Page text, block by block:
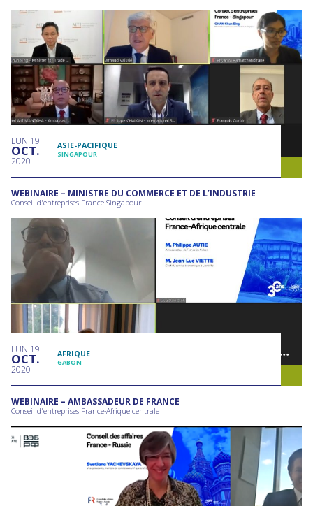
LUN 19
OCT
2020
ASIE-PACIFIQUE
SINGAPOUR
WEBINAIRE – MINISTRE DU COMMERCE ET DE L’INDUSTRIE
Conseil d'entreprises France-Singapour
LUN 19
OCT
2020
AFRIQUE
GABON
WEBINAIRE – AMBASSADEUR DE FRANCE
Conseil d'entreprises France-Afrique centrale